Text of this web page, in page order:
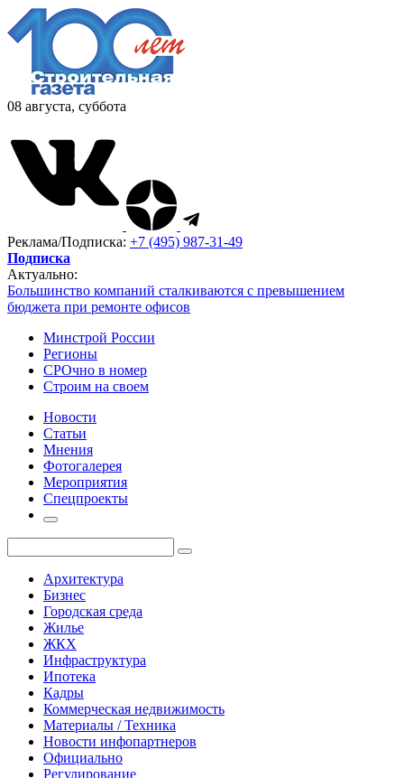
08 августа, суббота
Реклама/Подписка: +7 (495) 987-31-49
Подписка
Актуально:
Большинство компаний сталкиваются с превышением
бюджета при ремонте офисов
Минстрой России
Регионы
СРОчно в номер
Строим на своем
Новости
Статьи
Мнения
Фотогалерея
Мероприятия
Спецпроекты
Архитектура
Бизнес
Городская среда
Жилье
ЖКХ
Инфраструктура
Ипотека
Кадры
Коммерческая недвижимость
Материалы / Техника
Новости инфопартнеров
Официально
Регулирование